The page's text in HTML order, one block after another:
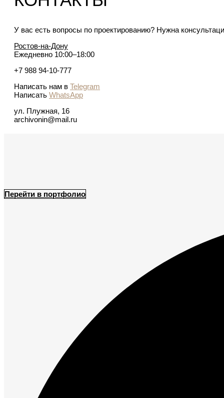
У вас есть вопросы по проектированию? Нужна
Ростов-на-Дону
Ежедневно 10:00–18:00
+7 988 94-10-777
Написать нам в Telegram
Написать WhatsApp
ул. Плужная, 16
archivonin@mail.ru
Перейти в портфолио